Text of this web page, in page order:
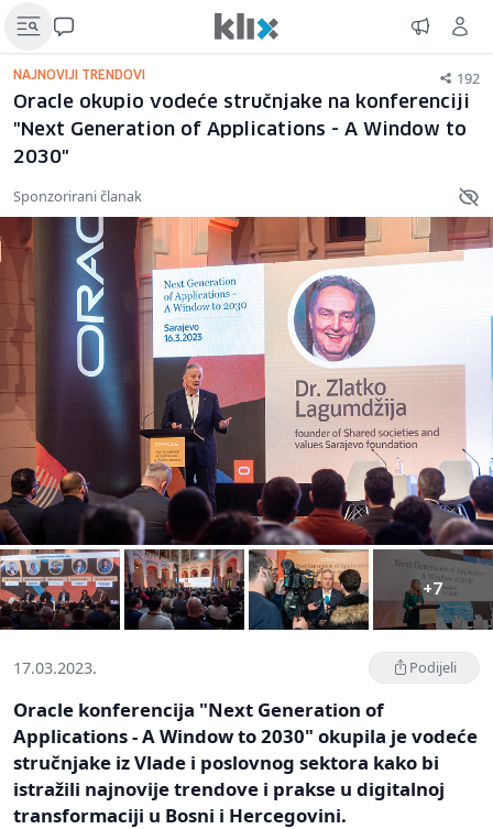
NAJNOVIJI TRENDOVI 192
Oracle okupio vodeće stručnjake na konferenciji
"Next Generation of Applications - A Window to
2030"
Sponzorirani članak
+7
17.03.2023. Podijeli
Oracle konferencija "Next Generation of
Applications - A Window to 2030" okupila je vodeće
stručnjake iz Vlade i poslovnog sektora kako bi
istražili najnovije trendove i prakse u digitalnoj
transformaciji u Bosni i Hercegovini.